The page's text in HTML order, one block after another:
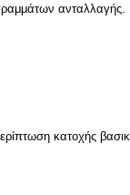
ανταλλαγής.
κατοχής